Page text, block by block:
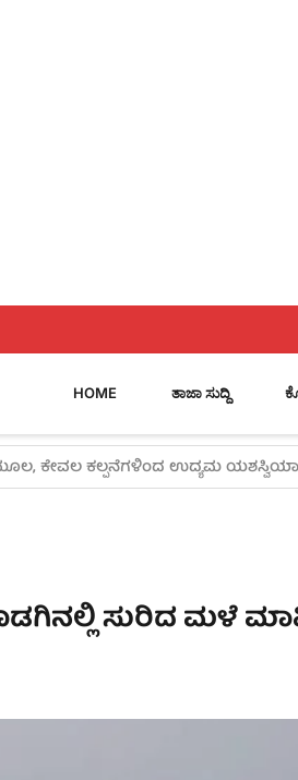
HOME ತಾಜಾ ಸುದ್ದಿ
ಗಮನಕ್ಕೆ: ಪರಿಶೀಲನೆ ಆರಂಭ, ದಾಖಲೆ
ಸುರಿದ ಮಳೆ